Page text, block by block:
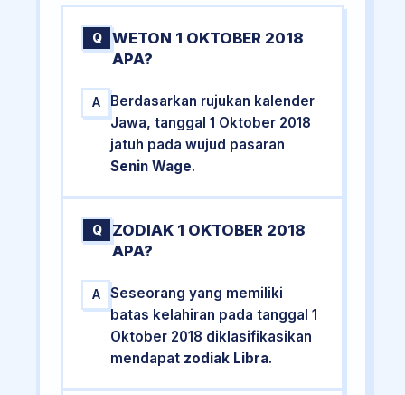
Q
WETON 1 OKTOBER 2018
APA?
A
Berdasarkan rujukan kalender
Jawa, tanggal 1 Oktober 2018
jatuh pada wujud pasaran
Senin Wage.
Q
ZODIAK 1 OKTOBER 2018
APA?
A
Seseorang yang memiliki
batas kelahiran pada tanggal 1
Oktober 2018 diklasifikasikan
mendapat zodiak Libra.